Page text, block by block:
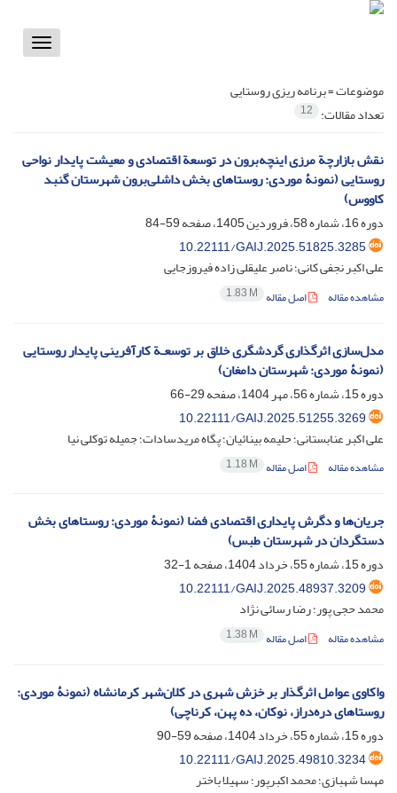
Toggle
موضوعات =برنامه ریزی روستایی
تعداد مقالات: 12
نقش بازارچة مرزی اینچه‌برون در توسعة اقتصادی و معیشت پایدار نواحی
روستایی (نمونۀ موردی: روستاهای بخش داشلی‌برون شهرستان گنبد
کاووس)
دوره 16، شماره 58، فروردین 1405، صفحه
59-84
10.22111/GAIJ.2025.51825.3285
علی اکبر نجفی کانی؛ ناصر علیقلی زاده فیروزجایی
مشاهده مقاله اصل مقاله 1.83 M
مدل‌سازی اثرگذاری گردشگری خلاق بر توسعـة کارآفرینی پایدار روستایی
(نمونۀ موردی: شهرستان دامغان)
دوره 15، شماره 56، مهر 1404، صفحه
29-66
10.22111/GAIJ.2025.51255.3269
علی اکبر عنابستانی؛ حلیمه بینائیان؛ پگاه مریدسادات؛ جمیله توکلی نیا
مشاهده مقاله اصل مقاله 1.18 M
جریان‌ها و دگرش پایداری اقتصادی فضا (نمونۀ موردی: روستاهای بخش
دستگردان در شهرستان طبس)
دوره 15، شماره 55، خرداد 1404، صفحه
1-32
10.22111/GAIJ.2025.48937.3209
محمد حجی پور؛ رضا رسائی نژاد
مشاهده مقاله اصل مقاله 1.38 M
واکاوی عوامل اثرگذار بر خزش شهری در کلان‌شهر کرمانشاه (نمونۀ موردی:
روستاهای دره‌دراز، نوکان، ده پهن، کرناچی)
دوره 15، شماره 55، خرداد 1404، صفحه
59-90
10.22111/GAIJ.2025.49810.3234
مهسا شهبازی؛ محمد اکبرپور؛ سهیلا باختر